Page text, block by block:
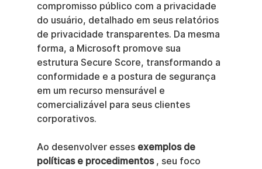
compromisso público com a privacidade
do usuário, detalhado em seus relatórios
de privacidade transparentes. Da mesma
forma, a Microsoft promove sua
estrutura Secure Score, transformando a
conformidade e a postura de segurança
em um recurso mensurável e
comercializável para seus clientes
corporativos.
Ao desenvolver esses exemplos de
políticas e procedimentos , seu foco